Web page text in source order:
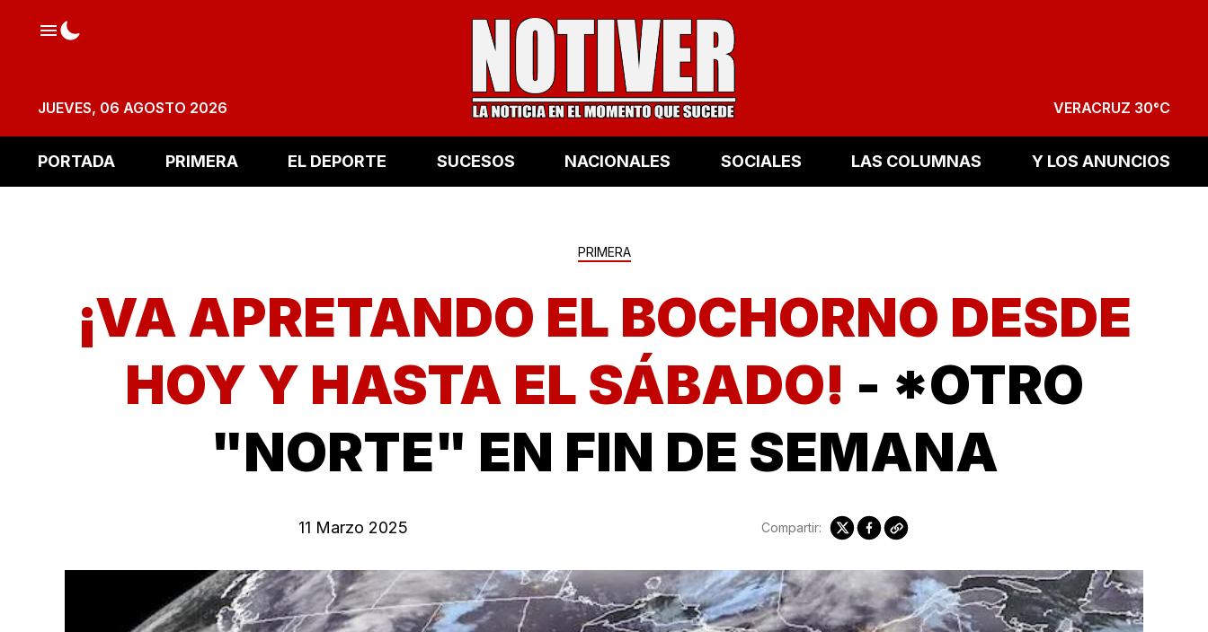
JUEVES, 06 AGOSTO 2026 VERACRUZ 30°C
PORTADA PRIMERA EL DEPORTE SUCESOS NACIONALES SOCIALES LAS COLUMNAS Y LOS ANUNCIOS
PRIMERA
¡VA APRETANDO EL BOCHORNO DESDE
HOY Y HASTA EL SÁBADO! - *OTRO
"NORTE" EN FIN DE SEMANA
11 Marzo 2025 Compartir: